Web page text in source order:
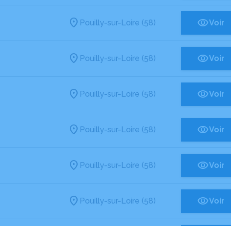
Pouilly-sur-Loire (58) Voir
Pouilly-sur-Loire (58) Voir
Pouilly-sur-Loire (58) Voir
Pouilly-sur-Loire (58) Voir
Pouilly-sur-Loire (58) Voir
Pouilly-sur-Loire (58) Voir